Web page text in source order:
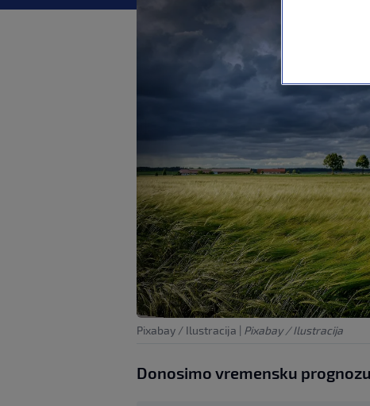
Pixabay / Ilustracija | Pixabay / Ilustracija
Donosimo vremensku